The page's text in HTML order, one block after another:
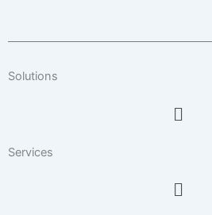
Solutions
Menu
Services
Menu